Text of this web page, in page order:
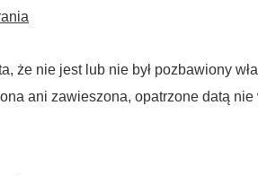
że nie jest lub nie był pozbawiony
ani zawieszona, opatrzone datą